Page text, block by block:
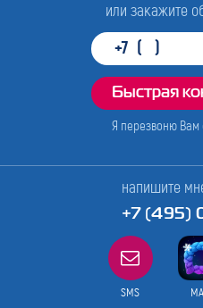
или закажите
Я перезвоню Вам
напишите
+7 (495)
SMS